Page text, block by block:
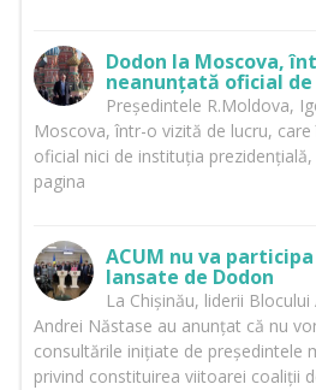
Dodon la Moscova,
neanunțată oficial
Președintele R.Moldova,
Moscova, într-o vizită de lucru,
oficial nici de instituția
pagina
ACUM nu va
lansate de Dodon
La Chișinău, liderii
Andrei Năstase au anunțat că nu
consultările inițiate de președintele
privind constituirea viitoarei coaliții